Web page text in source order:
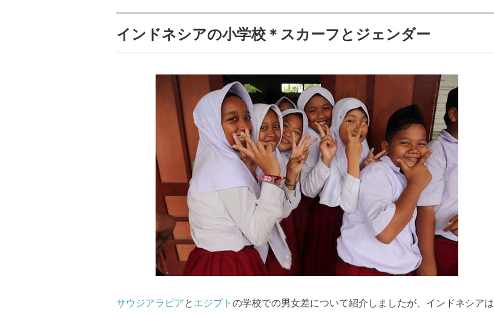
インドネシアの小学校＊スカーフとジェンダー
サウジアラビアと エジプト の学校での男女差について紹介しましたが、インドネシアは